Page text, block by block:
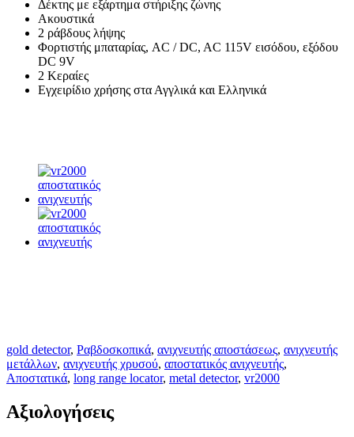
Δέκτης με εξάρτημα στήριξης ζώνης
Ακουστικά
2 ράβδους λήψης
Φορτιστής μπαταρίας, AC / DC, AC 115V εισόδου, εξόδου
DC 9V
2 Κεραίες
Εγχειρίδιο χρήσης στα Αγγλικά και Ελληνικά
gold detector, Ραβδοσκοπικά, ανιχνευτής αποστάσεως, ανιχνευτής
μετάλλων, ανιχνευτής χρυσού, αποστατικός ανιχνευτής,
Αποστατικά, long range locator, metal detector, vr2000
Αξιολογήσεις